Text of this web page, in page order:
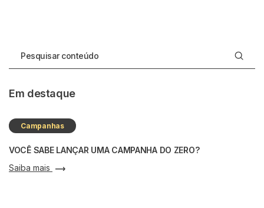
Em destaque
Campanhas
VOCÊ SABE LANÇAR UMA CAMPANHA DO ZERO?
Saiba mais